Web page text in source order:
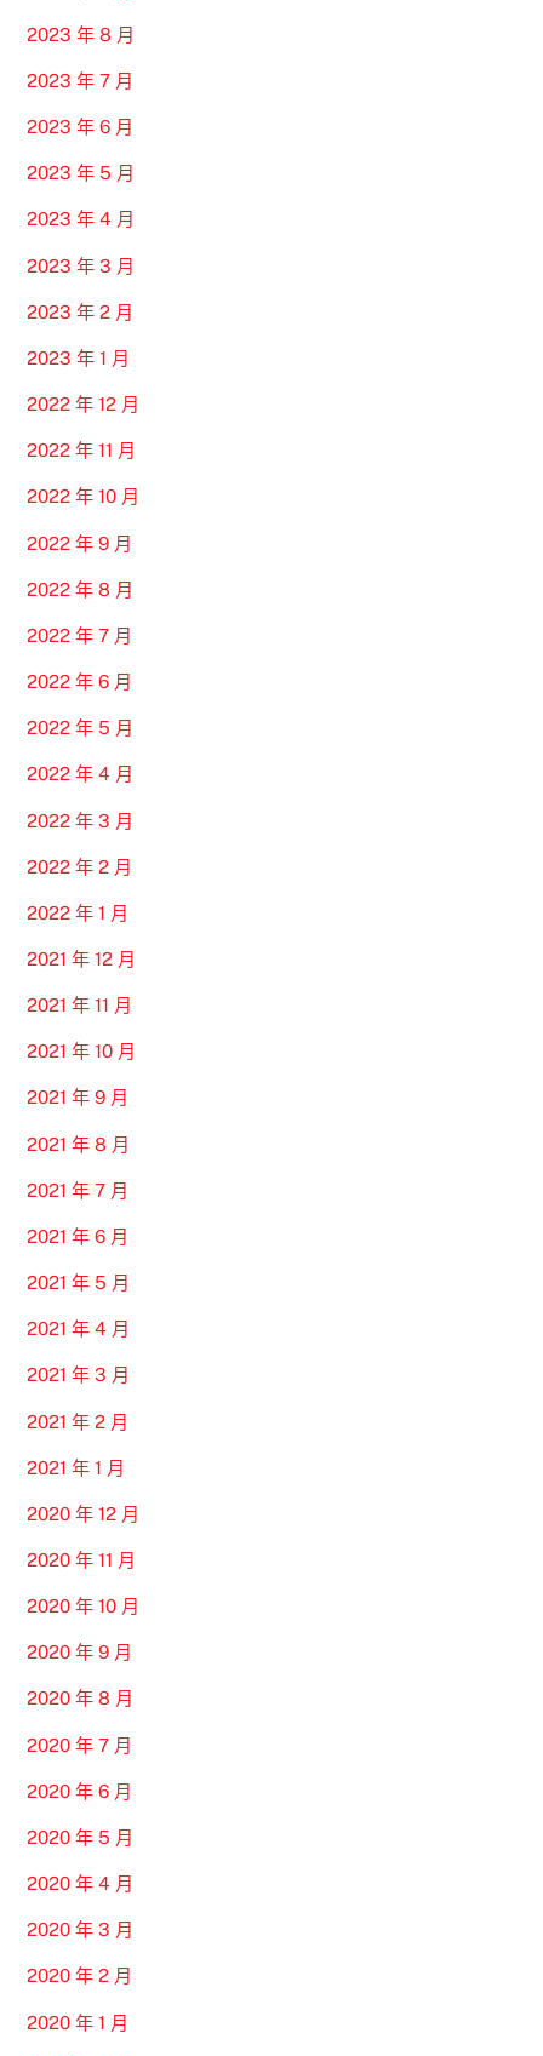
2023 年 8 月
2023 年 7 月
2023 年 6 月
2023 年 5 月
2023 年 4 月
2023 年 3 月
2023 年 2 月
2023 年 1 月
2022 年 12 月
2022 年 11 月
2022 年 10 月
2022 年 9 月
2022 年 8 月
2022 年 7 月
2022 年 6 月
2022 年 5 月
2022 年 4 月
2022 年 3 月
2022 年 2 月
2022 年 1 月
2021 年 12 月
2021 年 11 月
2021 年 10 月
2021 年 9 月
2021 年 8 月
2021 年 7 月
2021 年 6 月
2021 年 5 月
2021 年 4 月
2021 年 3 月
2021 年 2 月
2021 年 1 月
2020 年 12 月
2020 年 11 月
2020 年 10 月
2020 年 9 月
2020 年 8 月
2020 年 7 月
2020 年 6 月
2020 年 5 月
2020 年 4 月
2020 年 3 月
2020 年 2 月
2020 年 1 月